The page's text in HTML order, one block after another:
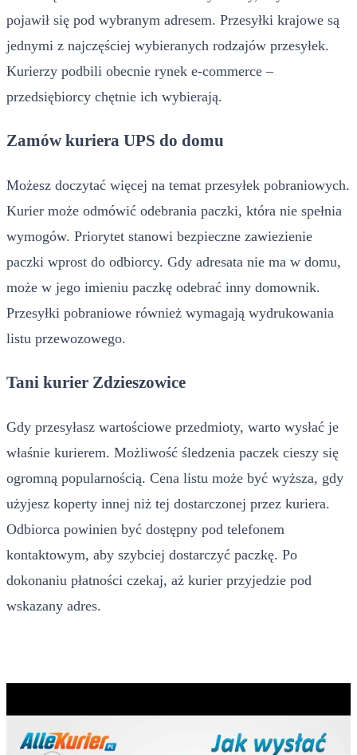
pojawił się pod wybranym adresem. Przesyłki krajowe są
jednymi z najczęściej wybieranych rodzajów przesyłek.
Kurierzy podbili obecnie rynek e-commerce –
przedsiębiorcy chętnie ich wybierają.
Zamów kuriera UPS do domu
Możesz doczytać więcej na temat przesyłek pobraniowych.
Kurier może odmówić odebrania paczki, która nie spełnia
wymogów. Priorytet stanowi bezpieczne zawiezienie
paczki wprost do odbiorcy. Gdy adresata nie ma w domu,
może w jego imieniu paczkę odebrać inny domownik.
Przesyłki pobraniowe również wymagają wydrukowania
listu przewozowego.
Tani kurier Zdzieszowice
Gdy przesyłasz wartościowe przedmioty, warto wysłać je
właśnie kurierem. Możliwość śledzenia paczek cieszy się
ogromną popularnością. Cena listu może być wyższa, gdy
użyjesz koperty innej niż tej dostarczonej przez kuriera.
Odbiorca powinien być dostępny pod telefonem
kontaktowym, aby szybciej dostarczyć paczkę. Po
dokonaniu płatności czekaj, aż kurier przyjedzie pod
wskazany adres.